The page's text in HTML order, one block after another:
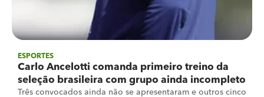
ESPORTES
Carlo Ancelotti comanda primeiro treino da
seleção brasileira com grupo ainda incompleto
Três convocados ainda não se apresentaram e outros cinco